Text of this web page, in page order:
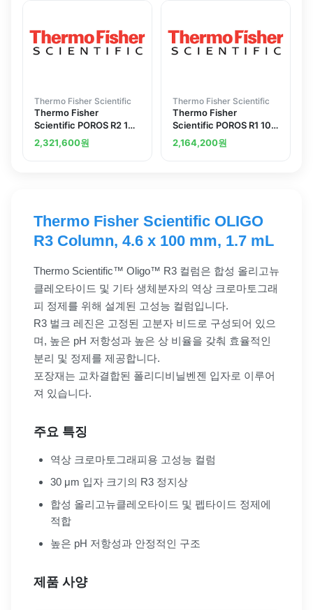
Thermo Fisher Scientific
Thermo Fisher
Scientific POROS R2 10
mu m Column 4.6 x 100
mm 1.7 mL
2,321,600원
Thermo Fisher Scientific
Thermo Fisher
Scientific POROS R1 10
mu m Column 4.6 x 50
mm 0.8 mL
2,164,200원
Thermo Fisher Scientific OLIGO
R3 Column, 4.6 x 100 mm, 1.7 mL
Thermo Scientific™ Oligo™ R3 컬럼은 합성 올리고뉴
클레오타이드 및 기타 생체분자의 역상 크로마토그래
피 정제를 위해 설계된 고성능 컬럼입니다.
R3 벌크 레진은 고정된 고분자 비드로 구성되어 있으
며, 높은 pH 저항성과 높은 상 비율을 갖춰 효율적인
분리 및 정제를 제공합니다.
포장재는 교차결합된 폴리디비닐벤젠 입자로 이루어
져 있습니다.
주요 특징
역상 크로마토그래피용 고성능 컬럼
30 μm 입자 크기의 R3 정지상
합성 올리고뉴클레오타이드 및 펩타이드 정제에
적합
높은 pH 저항성과 안정적인 구조
제품 사양